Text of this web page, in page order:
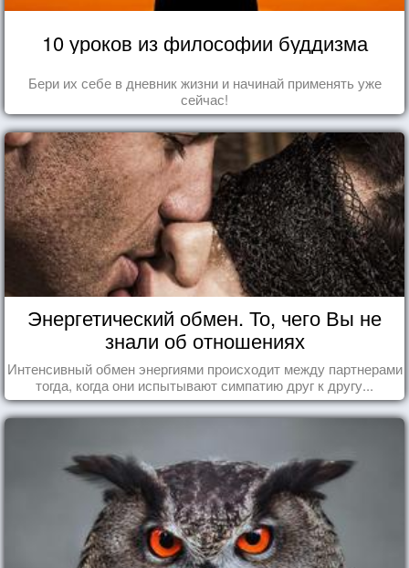
10 уроков из философии буддизма
Бери их себе в дневник жизни и начинай применять уже
сейчас!
Энергетический обмен. То, чего Вы не
знали об отношениях
Интенсивный обмен энергиями происходит между партнерами
тогда, когда они испытывают симпатию друг к другу...